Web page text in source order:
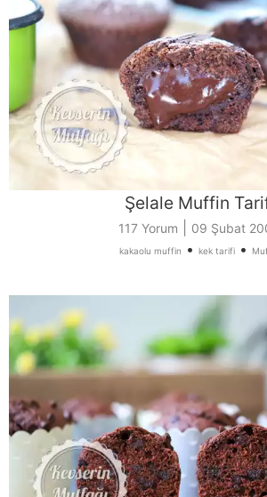
Şelale Muffin
117 Yorum 09 Şubat
kakaolu muffin • kek tarifi •